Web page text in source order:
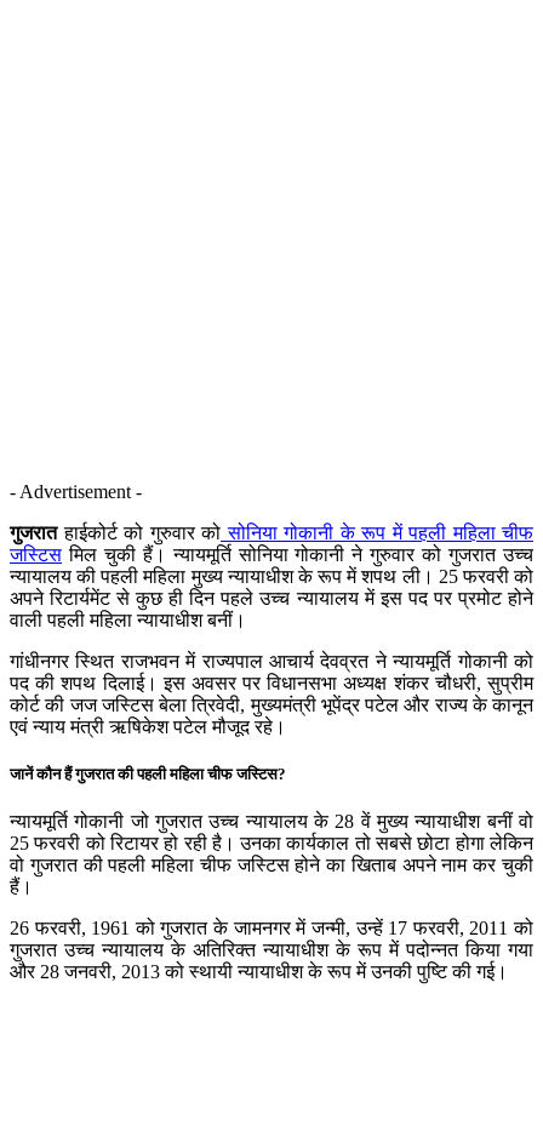
- Advertisement -
गुजरातहाईकोर्ट को गुरुवार को सोनिया गोकानी के रूप में पहली महिला चीफ
जस्टिस मिल चुकी हैं। न्यायमूर्ति सोनिया गोकानी ने गुरुवार को गुजरात उच्च
न्यायालय की पहली महिला मुख्य न्यायाधीश के रूप में शपथ ली। 25 फरवरी को
अपने रिटार्यमेंट से कुछ ही दिन पहले उच्च न्यायालय में इस पद पर प्रमोट होने
वाली पहली महिला न्यायाधीश बनीं।
गांधीनगर स्थित राजभवन में राज्यपाल आचार्य देवव्रत ने न्यायमूर्ति गोकानी को
पद की शपथ दिलाई। इस अवसर पर विधानसभा अध्यक्ष शंकर चौधरी, सुप्रीम
कोर्ट की जज जस्टिस बेला त्रिवेदी, मुख्यमंत्री भूपेंद्र पटेल और राज्य के कानून
एवं न्याय मंत्री ऋषिकेश पटेल मौजूद रहे।
जानें कौन हैं गुजरात की पहली महिला चीफ जस्टिस?
न्यायमूर्ति गोकानी जो गुजरात उच्च न्यायालय के 28 वें मुख्य न्यायाधीश बनीं वो
25 फरवरी को रिटायर हो रही है। उनका कार्यकाल तो सबसे छोटा होगा लेकिन
वो गुजरात की पहली महिला चीफ जस्टिस होने का खिताब अपने नाम कर चुकी
हैं।
26 फरवरी, 1961 को गुजरात के जामनगर में जन्मी, उन्हें 17 फरवरी, 2011 को
गुजरात उच्च न्यायालय के अतिरिक्त न्यायाधीश के रूप में पदोन्नत किया गया
और 28 जनवरी, 2013 को स्थायी न्यायाधीश के रूप में उनकी पुष्टि की गई।